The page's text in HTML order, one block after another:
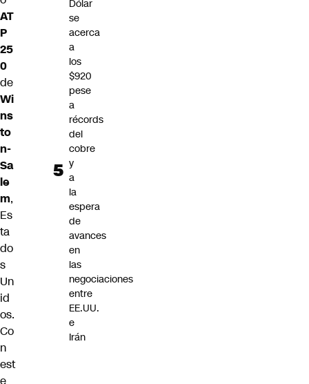
AT
P
25
0
de
Wi
ns
to
n-
Sa
le
m,
Es
ta
do
s
Un
id
os.
Co
n
est
e
Dólar
se
acerca
a
los
$920
pese
a
récords
del
cobre
y
a
la
espera
de
avances
en
las
negociaciones
entre
EE.UU.
e
Irán